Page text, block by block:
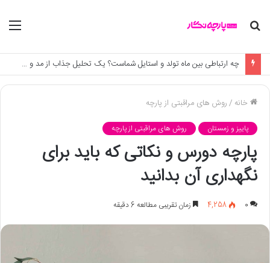
جستجو
چه ارتباطی بین ماه تولد و استایل شماست؟ یک تحلیل جذاب از مد و زودیاک
خانه /روش های مراقبتی از پارچه
پاییز و زمستان روش های مراقبتی از پارچه
پارچه دورس و نکاتی که باید برای
نگهداری آن بدانید
0
4,258 زمان تقریبی مطالعه 6 دقیقه